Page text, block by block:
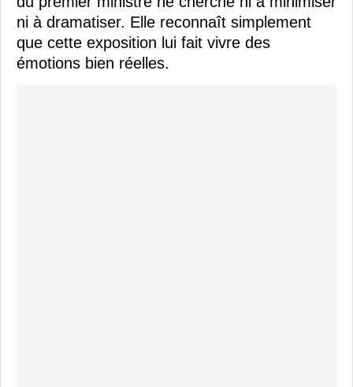
ni à dramatiser. Elle reconnaît simplement
que cette exposition lui fait vivre des
émotions bien réelles.